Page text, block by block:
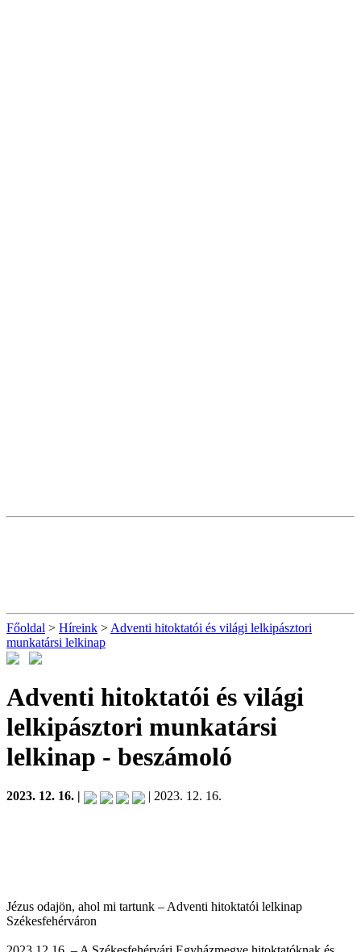
Főoldal > Híreink > Adventi hitoktatói és világi lelkipásztori
munkatársi lelkinap
Adventi hitoktatói és világi
lelkipásztori munkatársi
lelkinap - beszámoló
2023. 12. 16. | | 2023. 12. 16.
Jézus odajön, ahol mi tartunk – Adventi hitoktatói lelkinap
Székesfehérváron